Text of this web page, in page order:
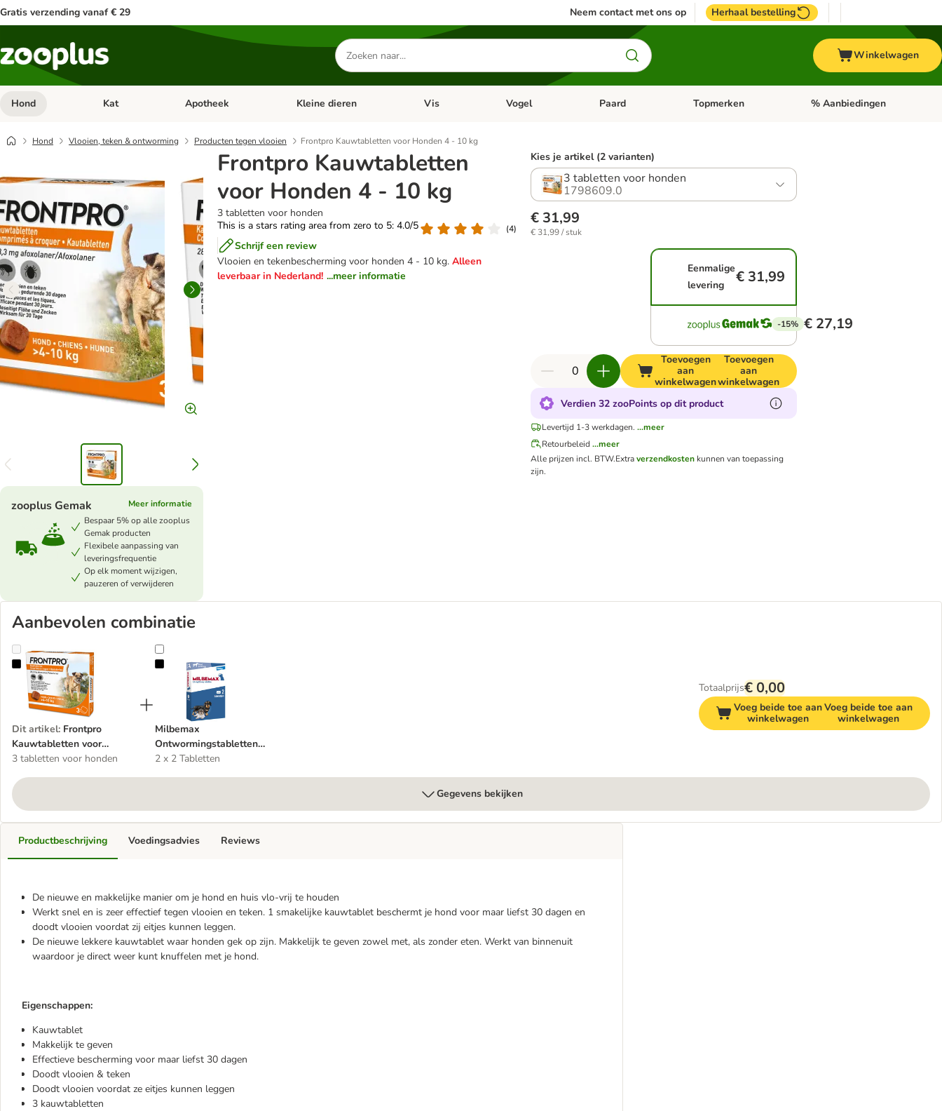
Gratis verzending vanaf € 29 Neem contact met ons op Herhaal bestelling
Zoeken
naar
producten
Winkelwagen
Hond Open categorie menu: Hond
Kat Open categorie menu: Kat
Apotheek Open categorie menu: Apotheek
Kleine dieren Open categorie menu: Kleine dieren
Vis Open categorie menu: Vis
Vogel Open categorie menu: Vogel
Paard Open categorie menu: Paard
Topmerken Open categorie menu:
% Aanbiedingen
Hond Vlooien, teken & ontworming Producten tegen vlooien Frontpro Kauwtabletten voor Honden 4 - 10 kg
Frontpro Kauwtabletten
voor Honden 4 - 10 kg
3 tabletten voor honden
This is a stars rating area from zero to 5: 4.0/5
(4)
Schrijf een review
Vlooien en tekenbescherming voor honden 4 - 10 kg.Alleen
leverbaar in Nederland! ...meer informatie
zooplus Gemak
Meer informatie
Bespaar 5% op alle zooplus
Gemak producten
Flexibele aanpassing van
leveringsfrequentie
Op elk moment wijzigen,
pauzeren of verwijderen
Kies je artikel (2 varianten)
3 tabletten voor honden
1798609.0
€ 31,99
€ 31,99 / stuk
Eenmalige
levering
€ 31,99
-15% € 27,19
Toevoegen
aan
winkelwagen
Toevoegen
aan
winkelwagen
Verdien 32 zooPoints op dit product
Levertijd 1-3 werkdagen. ...meer
Retourbeleid ...meer
Alle prijzen incl. BTW.Extraverzendkosten kunnen van toepassing
zijn.
Aanbevolen combinatie
Frontpro Kauwtabletten voor Honden 4 - 10 kg
Dit artikel: Frontpro
Kauwtabletten voor
Honden 4 - 10 kg
3 tabletten voor honden
Milbemax Ontwormingstabletten Kleine Hond en Puppy
Milbemax
Ontwormingstabletten
Kleine Hond en Puppy
2 x 2 Tabletten
Totaalprijs€ 0,00
Voeg beide toe aan
winkelwagen
Voeg beide toe aan
winkelwagen
Gegevens bekijken
Productbeschrijving
De nieuwe en makkelijke manier om je hond en huis vlo-vrij te houden
Werkt snel en is zeer effectief tegen vlooien en teken. 1 smakelijke kauwtablet beschermt je hond voor maar liefst 30 dagen en
doodt vlooien voordat zij eitjes kunnen leggen.
De nieuwe lekkere kauwtablet waar honden gek op zijn. Makkelijk te geven zowel met, als zonder eten. Werkt van binnenuit
waardoor je direct weer kunt knuffelen met je hond.
Eigenschappen:
Kauwtablet
Makkelijk te geven
Effectieve bescherming voor maar liefst 30 dagen
Doodt vlooien & teken
Doodt vlooien voordat ze eitjes kunnen leggen
3 kauwtabletten
Voedingsadvies Reviews